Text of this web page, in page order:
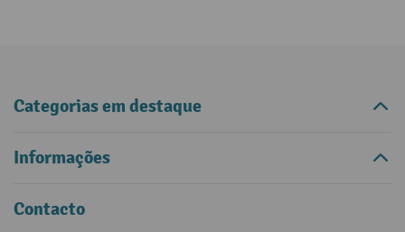
Categorias em destaque
Informações
Contacto